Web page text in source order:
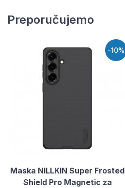
Preporučujemo
-10%
Maska NILLKIN Super Frosted
Shield Pro Magnetic za